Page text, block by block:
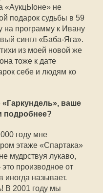
«АукцЫоне» не
подарок судьбы в 59
на программу к Ивану
сингл «Баба-Яга».
из моей новой же
тоже к дате
себе и людям ко
ваше
подробнее?
году мне
этаже «Спартака»
мудрствуя лукаво,
производное от
называет.
В 2001 году мы